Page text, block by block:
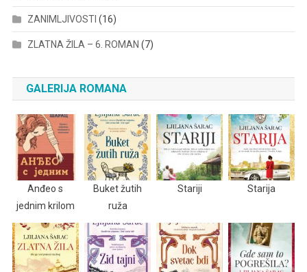
ZANIMLJIVOSTI (16)
ZLATNA ŽILA – 6. ROMAN (7)
GALERIJA ROMANA
Anđeo s
jednim krilom
Buket žutih
ruža
Stariji Starija